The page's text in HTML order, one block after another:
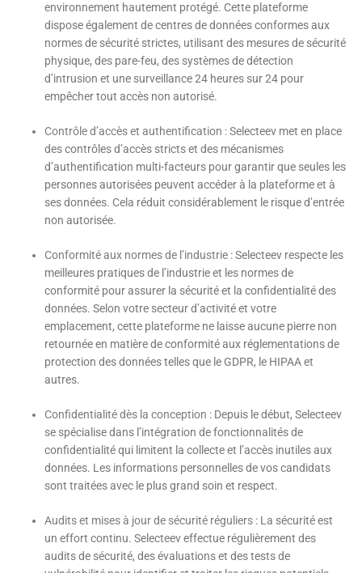
environnement hautement protégé. Cette plateforme
dispose également de centres de données conformes aux
normes de sécurité strictes, utilisant des mesures de sécurité
physique, des pare-feu, des systèmes de détection
d’intrusion et une surveillance 24 heures sur 24 pour
empêcher tout accès non autorisé.
Contrôle d’accès et authentification : Selecteev met en place
des contrôles d’accès stricts et des mécanismes
d’authentification multi-facteurs pour garantir que seules les
personnes autorisées peuvent accéder à la plateforme et à
ses données. Cela réduit considérablement le risque d’entrée
non autorisée.
Conformité aux normes de l’industrie : Selecteev respecte les
meilleures pratiques de l’industrie et les normes de
conformité pour assurer la sécurité et la confidentialité des
données. Selon votre secteur d’activité et votre
emplacement, cette plateforme ne laisse aucune pierre non
retournée en matière de conformité aux réglementations de
protection des données telles que le GDPR, le HIPAA et
autres.
Confidentialité dès la conception : Depuis le début, Selecteev
se spécialise dans l’intégration de fonctionnalités de
confidentialité qui limitent la collecte et l’accès inutiles aux
données. Les informations personnelles de vos candidats
sont traitées avec le plus grand soin et respect.
Audits et mises à jour de sécurité réguliers : La sécurité est
un effort continu. Selecteev effectue régulièrement des
audits de sécurité, des évaluations et des tests de